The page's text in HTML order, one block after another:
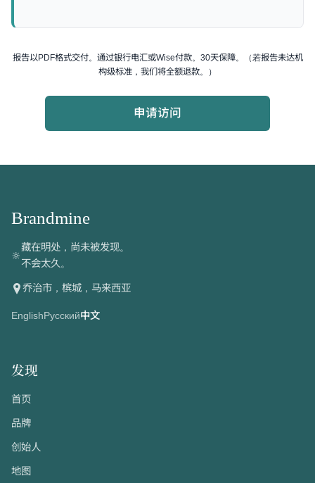
报告以PDF格式交付。通过银行电汇或Wise付款。30天保障。（若报告未达机
构级标准，我们将全额退款。）
申请访问
Brandmine
🔆
藏在明处，尚未被发现。
不会太久。
乔治市，槟城，马来西亚
EnglishРусский中文
发现
首页
品牌
创始人
地图